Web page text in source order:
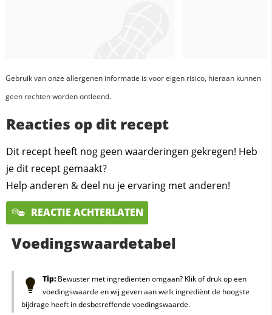
Gebruik van onze allergenen informatie is voor eigen risico, hieraan kunnen
geen rechten worden ontleend.
Reacties op dit recept
Dit recept heeft nog geen waarderingen gekregen! Heb
je dit recept gemaakt?
Help anderen & deel nu je ervaring met anderen!
REACTIE ACHTERLATEN
Voedingswaardetabel
Tip:Bewuster met ingrediënten omgaan? Klik of druk op een
voedingswaarde en wij geven aan welk ingrediënt de hoogste
bijdrage heeft in desbetreffende voedingswaarde.